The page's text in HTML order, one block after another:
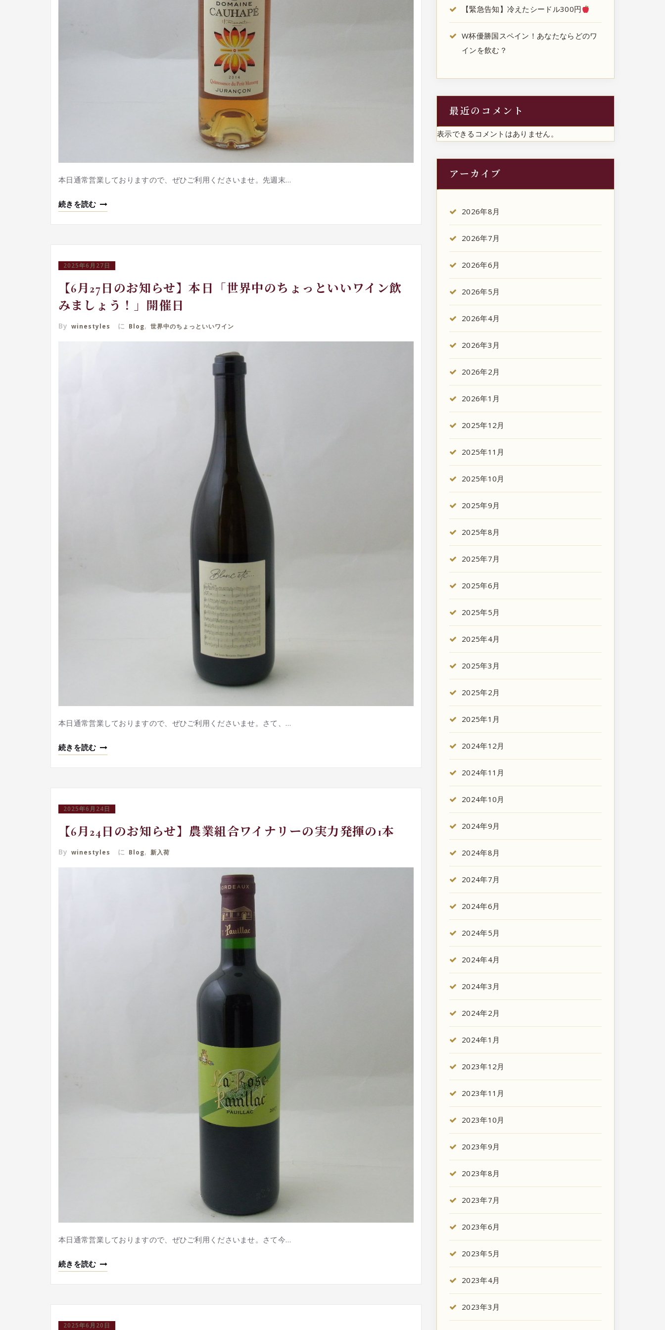
本日通常営業しておりますので、ぜひご利用くださいませ。先週末…
続きを読む
2025年6月27日
【6月27日のお知らせ】本日「世界中のちょっといいワイン飲
みましょう！」開催日
By winestyles に Blog, 世界中のちょっといいワイン
本日通常営業しておりますので、ぜひご利用くださいませ。さて、…
続きを読む
2025年6月24日
【6月24日のお知らせ】農業組合ワイナリーの実力発揮の1本
By winestyles に Blog, 新入荷
本日通常営業しておりますので、ぜひご利用くださいませ。さて今…
続きを読む
2025年6月20日
【緊急告知】冷えたシードル300円
W杯優勝国スペイン！あなたならどのワ
インを飲む？
最近のコメント
表示できるコメントはありません。
アーカイブ
2026年8月
2026年7月
2026年6月
2026年5月
2026年4月
2026年3月
2026年2月
2026年1月
2025年12月
2025年11月
2025年10月
2025年9月
2025年8月
2025年7月
2025年6月
2025年5月
2025年4月
2025年3月
2025年2月
2025年1月
2024年12月
2024年11月
2024年10月
2024年9月
2024年8月
2024年7月
2024年6月
2024年5月
2024年4月
2024年3月
2024年2月
2024年1月
2023年12月
2023年11月
2023年10月
2023年9月
2023年8月
2023年7月
2023年6月
2023年5月
2023年4月
2023年3月